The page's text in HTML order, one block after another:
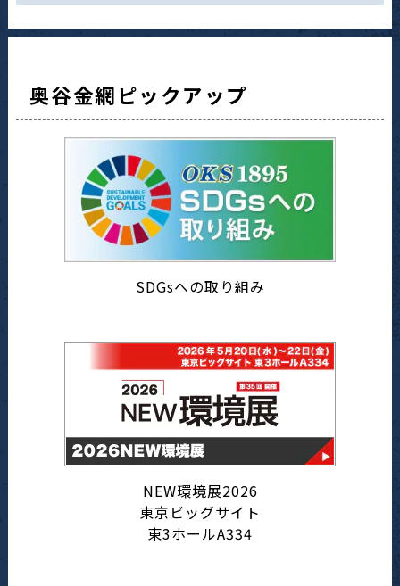
奥谷金網ピックアップ
SDGsへの取り組み
NEW環境展2026
東京ビッグサイト
東3ホールA334